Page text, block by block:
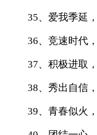
35、爱我季延，
36、竞速时代，
37、积极进取，
38、秀出自信，
39、青春似火，